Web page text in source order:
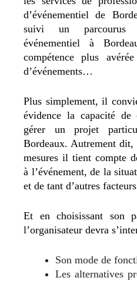
d’événementiel de
suivi un parcourus
événementiel à
compétence plus
d’événements…
Plus simplement, il
évidence la capacité de
gérer un projet
Bordeaux. Autrement
mesures il tient compte
à l’événement, de la
et de tant d’autres
Et en choisissant son
l’organisateur devra
Son mode de
Les alternatives